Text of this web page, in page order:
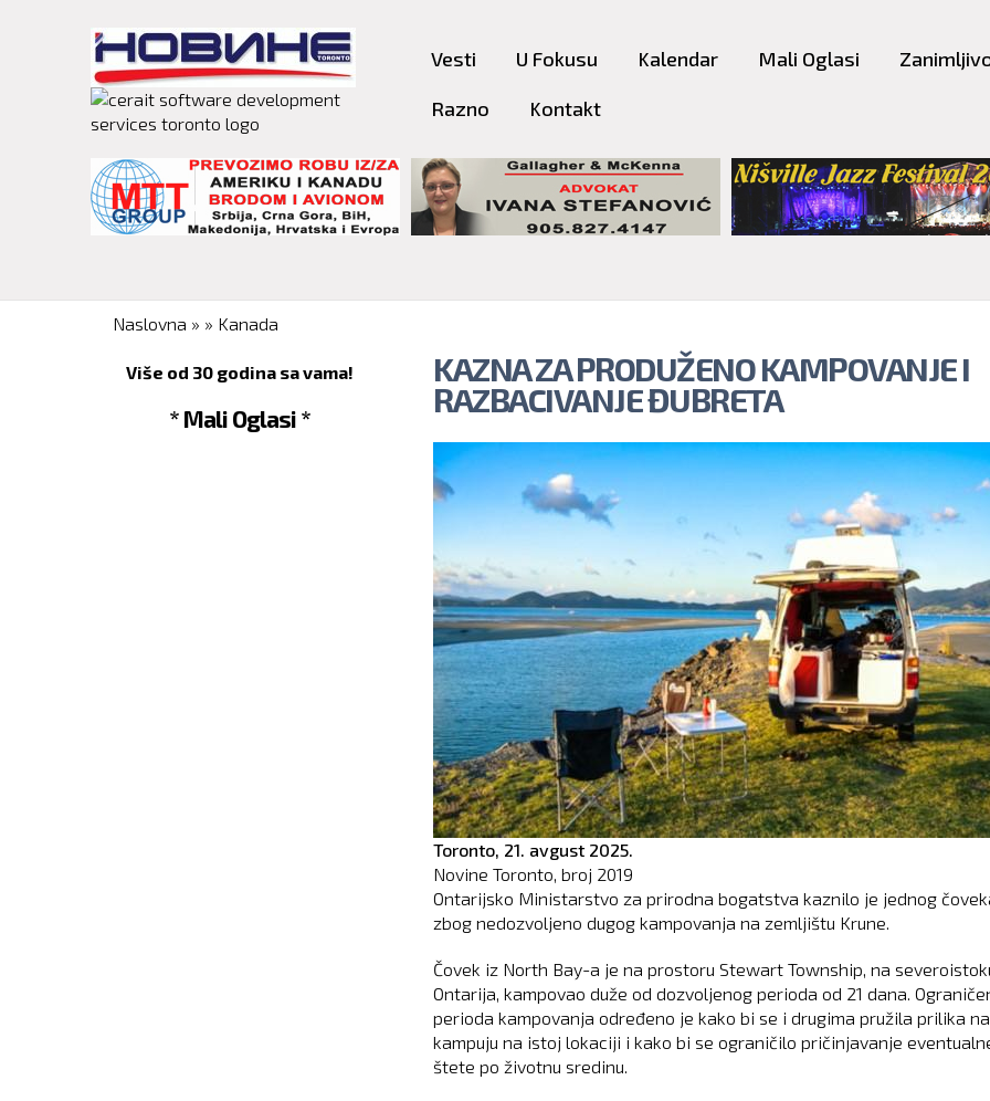
content
Vesti U Fokusu Kalendar Mali Oglasi
Razno Kontakt
You are here
Naslovna » » Kanada
Više od 30 godina sa vama!
* Mali Oglasi *
KAZNA ZA PRODUŽENO KAMPOVANJE I
RAZBACIVANJE ĐUBRETA
Toronto, 21. avgust 2025.
Novine Toronto, broj 2019
Ontarijsko Ministarstvo za prirodna bogatstva kaznilo je jednog
zbog nedozvoljeno dugog kampovanja na zemljištu Krune.
Čovek iz North Bay-a je na prostoru Stewart Township, na
Ontarija, kampovao duže od dozvoljenog perioda od 21 dana.
perioda kampovanja određeno je kako bi se i drugima pružila prilika na
kampuju na istoj lokaciji i kako bi se ograničilo pričinjavanje
štete po životnu sredinu.